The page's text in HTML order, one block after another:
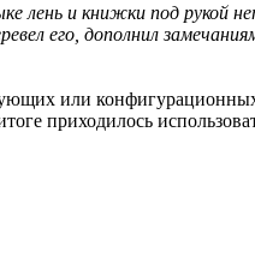
лень и книжки под рукой
его, дополнил
или
приходилось